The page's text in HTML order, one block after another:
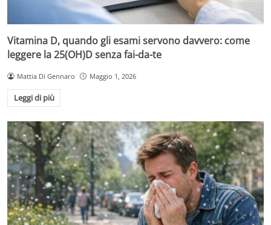
Vitamina D, quando gli esami servono davvero: come
leggere la 25(OH)D senza fai-da-te
Mattia Di Gennaro Maggio 1, 2026
Leggi di più